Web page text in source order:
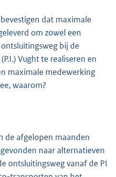
dat maximale
om zowel een
bij de
Vught te realiseren en
maximale medewerking
waarom?
de afgelopen maanden
naar alternatieven
ontsluitingsweg vanaf de PI